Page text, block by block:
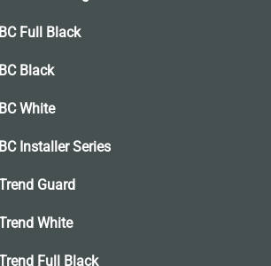
Full Black
Black
White
Installer Series
Guard
White
Full Black